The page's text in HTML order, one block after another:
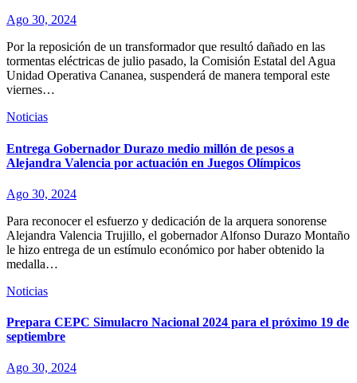
Ago 30, 2024
Por la reposición de un transformador que resultó dañado en las
tormentas eléctricas de julio pasado, la Comisión Estatal del Agua
Unidad Operativa Cananea, suspenderá de manera temporal este
viernes…
Noticias
Entrega Gobernador Durazo medio millón de pesos a
Alejandra Valencia por actuación en Juegos Olímpicos
Ago 30, 2024
Para reconocer el esfuerzo y dedicación de la arquera sonorense
Alejandra Valencia Trujillo, el gobernador Alfonso Durazo Montaño
le hizo entrega de un estímulo económico por haber obtenido la
medalla…
Noticias
Prepara CEPC Simulacro Nacional 2024 para el próximo 19 de
septiembre
Ago 30, 2024